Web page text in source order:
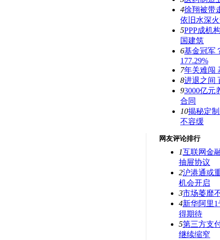
4徐翔被带
依旧水深
5PPP成机
国建筑
6基金冠军
177.29%
7年关难闯
8进退之间
93000亿元
合同
10揭秘定
不容缓
网友评论排行
1互联网金
抽屉协议
2沪港通或
机会开启
3市场萎靡
4新华阿里
得期待
5第三方支
继续缩窄